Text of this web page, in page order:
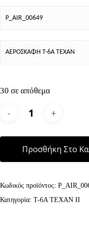
P_AIR_00649
ΑΕΡΟΣΚΑΦΗ T-6A TEXAN
30 σε απόθεμα
Προσθήκη Στο
Κωδικός προϊόντος:
Κατηγορία: T-6A TEXAN II